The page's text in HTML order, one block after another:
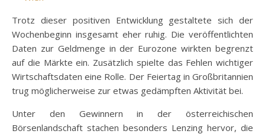
Trotz dieser positiven Entwicklung gestaltete sich der
Wochenbeginn insgesamt eher ruhig. Die veröffentlichten
Daten zur Geldmenge in der Eurozone wirkten begrenzt
auf die Märkte ein. Zusätzlich spielte das Fehlen wichtiger
Wirtschaftsdaten eine Rolle. Der Feiertag in Großbritannien
trug möglicherweise zur etwas gedämpften Aktivität bei.
Unter den Gewinnern in der österreichischen
Börsenlandschaft stachen besonders Lenzing hervor, die